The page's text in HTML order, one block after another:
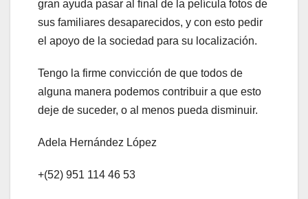
gran ayuda pasar al final de la película fotos de
sus familiares desaparecidos, y con esto pedir
el apoyo de la sociedad para su localización.
Tengo la firme convicción de que todos de
alguna manera podemos contribuir a que esto
deje de suceder, o al menos pueda disminuir.
Adela Hernández López
+(52) 951 114 46 53